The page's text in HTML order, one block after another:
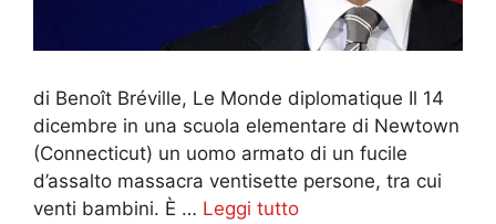
di Benoît Bréville, Le Monde diplomatique Il 14
dicembre in una scuola elementare di Newtown
(Connecticut) un uomo armato di un fucile
d’assalto massacra ventisette persone, tra cui
venti bambini. È … Leggi tutto